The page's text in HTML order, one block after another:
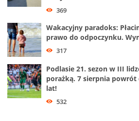
369
Wakacyjny paradoks:
prawo do odpoczynku.
317
Podlasie 21. sezon w III
porażką. 7 sierpnia powrót
lat!
532